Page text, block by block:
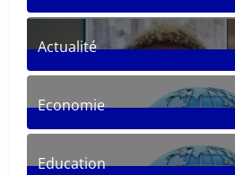
361Posts
Actualité
287Posts
Economie
30Posts
Education